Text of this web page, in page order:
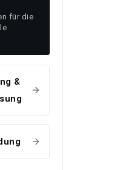
für die
&